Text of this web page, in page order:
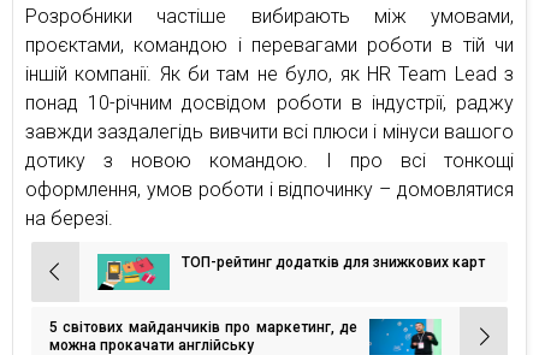
Розробники частіше вибирають між умовами,
проєктами, командою і перевагами роботи в тій чи
іншій компанії. Як би там не було, як HR Team Lead з
понад 10-річним досвідом роботи в індустрії, раджу
завжди заздалегідь вивчити всі плюси і мінуси вашого
дотику з новою командою. І про всі тонкощі
оформлення, умов роботи і відпочинку – домовлятися
на березі.
Навігація
записів
ТОП-рейтинг додатків для знижкових карт
5 світових майданчиків про маркетинг, де
можна прокачати англійську